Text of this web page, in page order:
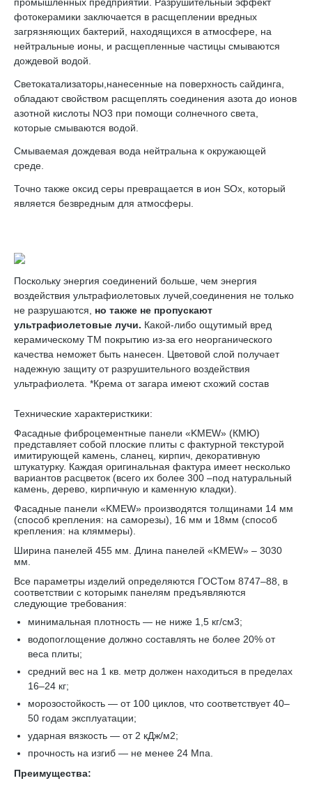
фотокерамики заключается в расщеплении вредных
загрязняющих бактерий, находящихся в атмосфере, на
нейтральные ионы, и расщепленные частицы смываются
дождевой водой.
Светокатализаторы,нанесенные на поверхность сайдинга,
обладают свойством расщеплять соединения азота до ионов
азотной кислоты NO3 при помощи солнечного света,
которые смываются водой.
Смываемая дождевая вода нейтральна к окружающей
среде.
Точно также оксид серы превращается в ион SOx, который
является безвредным для атмосферы.
Поскольку энергия соединений больше, чем энергия
воздействия ультрафиолетовых лучей,соединения не только
не разрушаются, но также не пропускают
ультрафиолетовые лучи. Какой-либо ощутимый вред
керамическому TM покрытию из-за его неорганического
качества неможет быть нанесен. Цветовой слой получает
надежную защиту от разрушительного воздействия
ультрафиолета. *Крема от загара имеют схожий состав
Технические характеристкики:
Фасадные фиброцементные панели «KMEW» (КМЮ)
представляет собой плоские плиты с фактурной текстурой
имитирующей камень, сланец, кирпич, декоративную
штукатурку. Каждая оригинальная фактура имеет несколько
вариантов расцветок (всего их более 300 –под натуральный
камень, дерево, кирпичную и каменную кладки).
Фасадные панели «KMEW» производятся толщинами 14 мм
(способ крепления: на саморезы), 16 мм и 18мм (способ
крепления: на кляммеры).
Ширина панелей 455 мм. Длина панелей «KMEW» – 3030
мм.
Все параметры изделий определяются ГОСТом 8747–88, в
соответствии с которымк панелям предъявляются
следующие требования:
минимальная плотность — не ниже 1,5 кг/см3;
водопоглощение должно составлять не более 20% от
веса плиты;
средний вес на 1 кв. метр должен находиться в пределах
16–24 кг;
морозостойкость — от 100 циклов, что соответствует 40–
50 годам эксплуатации;
ударная вязкость — от 2 кДж/м2;
прочность на изгиб — не менее 24 Мпа.
Преимущества: